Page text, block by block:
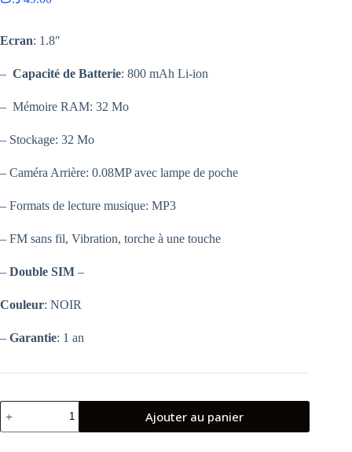
Ecran: 1.8″
– Capacité de Batterie: 800 mAh Li-ion
– Mémoire RAM: 32 Mo
– Stockage: 32 Mo
– Caméra Arrière: 0.08MP avec lampe de poche
– Formats de lecture musique: MP3
– FM sans fil, Vibration, torche à une touche
– Double SIM –
Couleur: NOIR
– Garantie: 1 an
quantité
de
TÉLÉPHONE
Ajouter au panier